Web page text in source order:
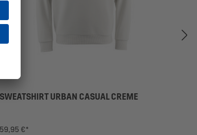
SWEATSHIRT URBAN CASUAL CREME
59,95 €*